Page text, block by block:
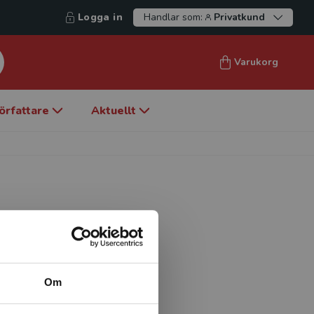
Om
Logga in Handlar som: Privatkund
Varukorg
Aktuellt
arrangerar Ekström
runt om i världen genom